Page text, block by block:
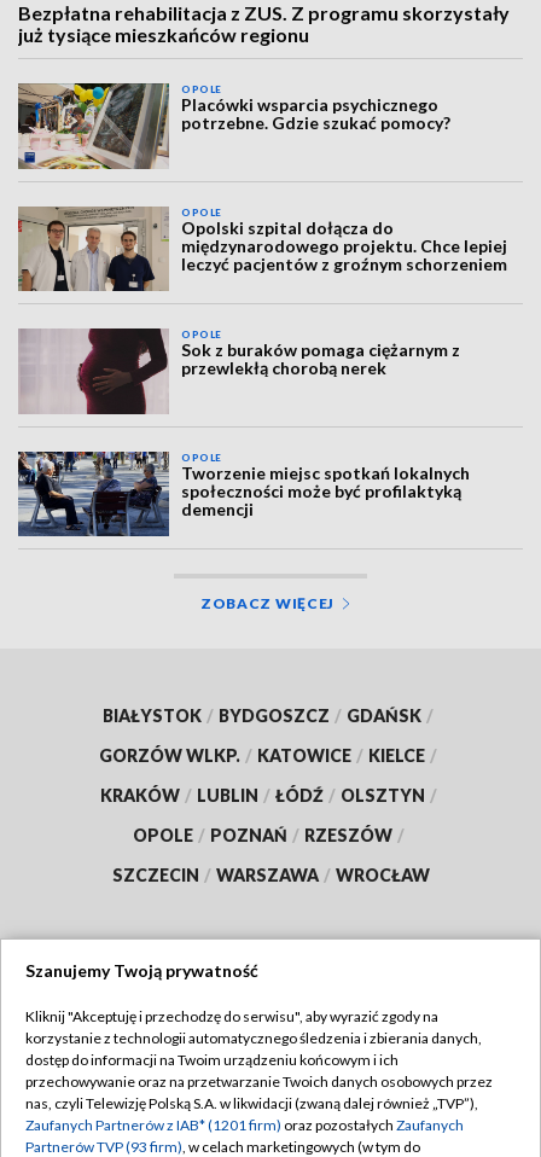
Bezpłatna rehabilitacja z ZUS. Z programu skorzystały
już tysiące mieszkańców regionu
OPOLE
Placówki wsparcia psychicznego
potrzebne. Gdzie szukać pomocy?
OPOLE
Opolski szpital dołącza do
międzynarodowego projektu. Chce lepiej
leczyć pacjentów z groźnym schorzeniem
OPOLE
Sok z buraków pomaga ciężarnym z
przewlekłą chorobą nerek
OPOLE
Tworzenie miejsc spotkań lokalnych
społeczności może być profilaktyką
demencji
ZOBACZ WIĘCEJ
BIAŁYSTOK / BYDGOSZCZ / GDAŃSK /
GORZÓW WLKP. / KATOWICE / KIELCE /
KRAKÓW / LUBLIN / ŁÓDŹ / OLSZTYN /
OPOLE / POZNAŃ / RZESZÓW /
SZCZECIN / WARSZAWA / WROCŁAW
TVP
Abonament TVP
Emisja w TVP
Regulamin TVP
Polityka prywatności
Szanujemy Twoją prywatność
Kliknij "Akceptuję i przechodzę do serwisu", aby wyrazić zgody na
korzystanie z technologii automatycznego śledzenia i zbierania danych,
dostęp do informacji na Twoim urządzeniu końcowym i ich
przechowywanie oraz na przetwarzanie Twoich danych osobowych przez
nas, czyli Telewizję Polską S.A. w likwidacji (zwaną dalej również „TVP”),
Zaufanych Partnerów z IAB* (1201 firm) oraz pozostałych Zaufanych
Partnerów TVP (93 firm), w celach marketingowych (w tym do